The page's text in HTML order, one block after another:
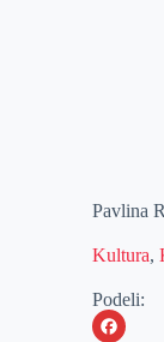
Pavlina
Kultura,
Podeli: